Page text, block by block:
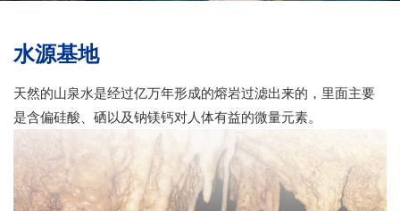
水源基地
天然的山泉水是经过亿万年形成的熔岩过滤出来的，里面主要
是含偏硅酸、硒以及钠镁钙对人体有益的微量元素。